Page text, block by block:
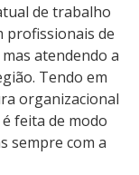
de trabalho
profissionais de
atendendo a
Tendo em
organizacional
feita de modo
sempre com a